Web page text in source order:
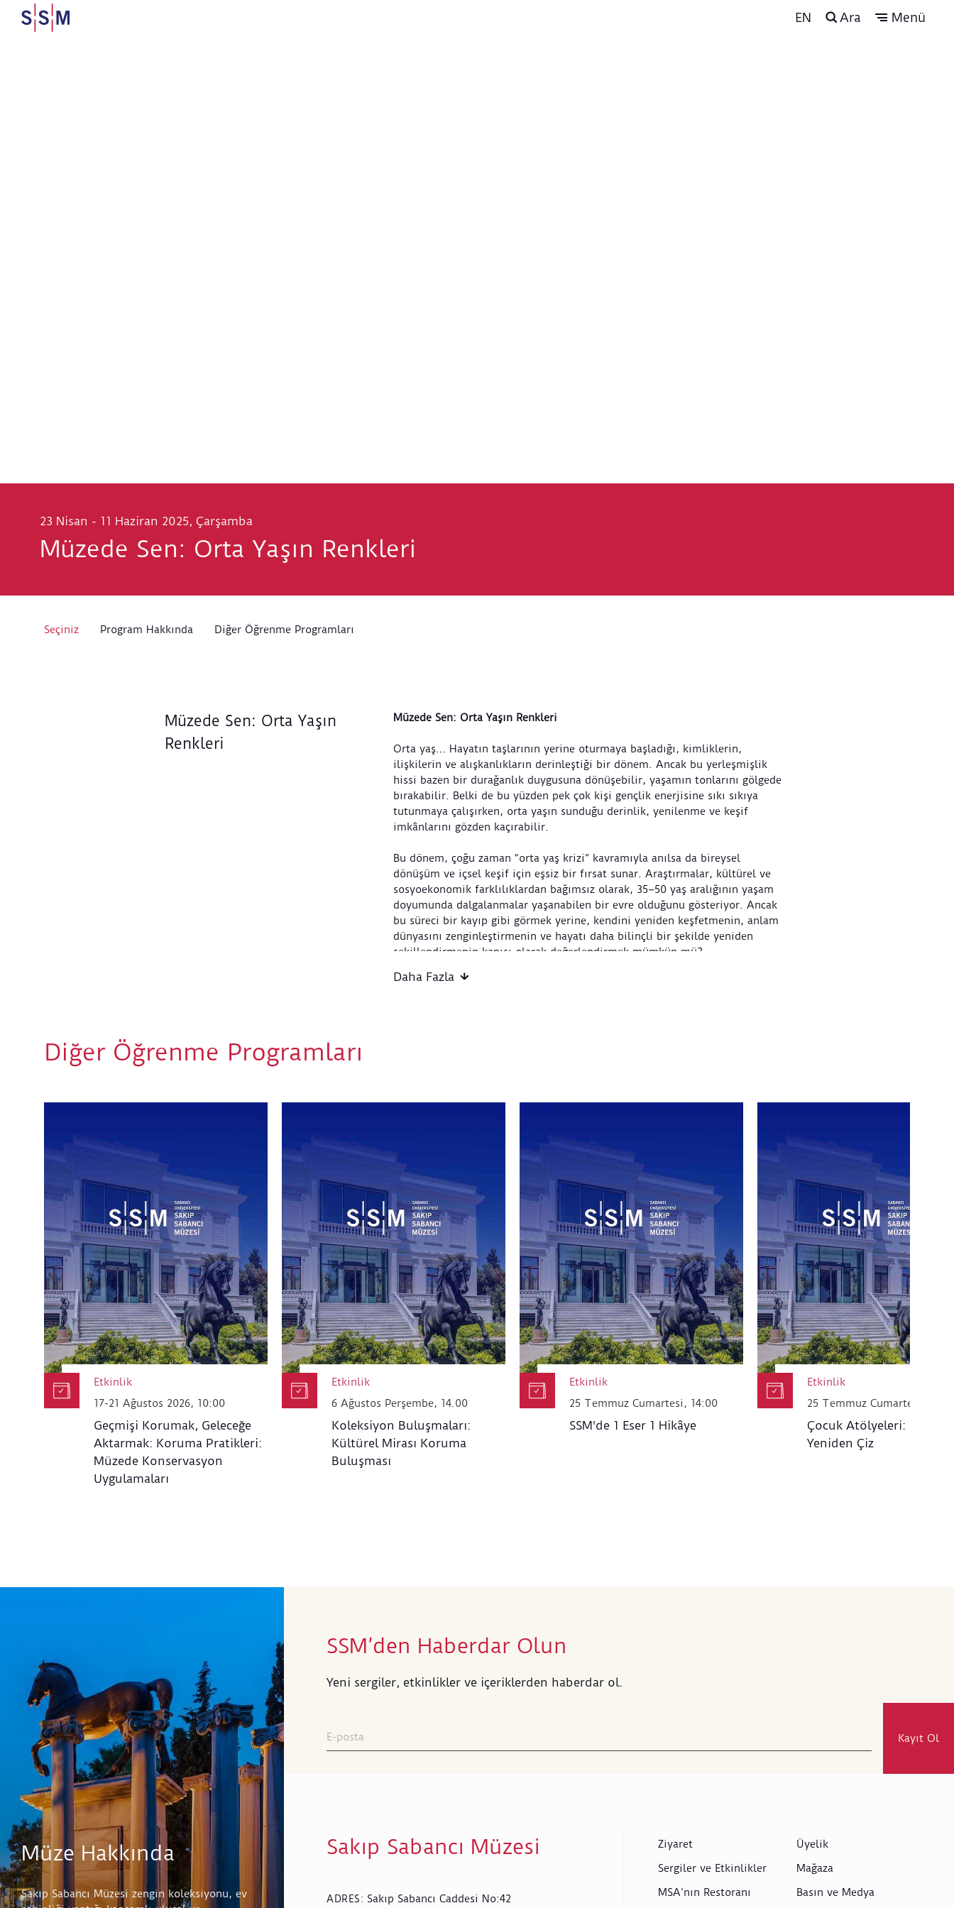
EN Ara Menü
23 Nisan - 11 Haziran 2025, Çarşamba
Müzede Sen: Orta Yaşın Renkleri
Seçiniz Program Hakkında Diğer Öğrenme Programları
Müzede Sen: Orta Yaşın
Renkleri
Müzede Sen: Orta Yaşın Renkleri
Orta yaş… Hayatın taşlarının yerine oturmaya başladığı, kimliklerin,
ilişkilerin ve alışkanlıkların derinleştiği bir dönem. Ancak bu yerleşmişlik
hissi bazen bir durağanlık duygusuna dönüşebilir, yaşamın tonlarını gölgede
bırakabilir. Belki de bu yüzden pek çok kişi gençlik enerjisine sıkı sıkıya
tutunmaya çalışırken, orta yaşın sunduğu derinlik, yenilenme ve keşif
imkânlarını gözden kaçırabilir.
Bu dönem, çoğu zaman “orta yaş krizi” kavramıyla anılsa da bireysel
dönüşüm ve içsel keşif için eşsiz bir fırsat sunar. Araştırmalar, kültürel ve
sosyoekonomik farklılıklardan bağımsız olarak, 35–50 yaş aralığının yaşam
doyumunda dalgalanmalar yaşanabilen bir evre olduğunu gösteriyor. Ancak
bu süreci bir kayıp gibi görmek yerine, kendini yeniden keşfetmenin, anlam
dünyasını zenginleştirmenin ve hayatı daha bilinçli bir şekilde yeniden
şekillendirmenin kapısı olarak değerlendirmek mümkün mü?
Müzede Sen: Orta Yaşın Renkleri
çıkacak, sanat terapisi yönlendirmeleriyle yaratıcı süreçlere dahil olarak
geçmişten bugüne taşıdıkları seçimleri yeniden değerlendirme fırsatı
bulacaklar.
Dışavurumcu Sanat Terapisti Bihter Yasemin Adalırehberliğinde
gerçekleşecek bu atölyede katılımcılar, sanatın dönüştürücü gücüyle orta
yaşın renklerini birlikte keşfedecek, anlam katmanlarını derinleştirecek ve
kendilerine yeni bir bakış açısıyla yaklaşacaklar.
23 Nisan – 11 Haziran 2025tarihleri arasında, her çarşambaSakıp Sabancı
Müzesi’ndegerçekleşecek bu program, katılımcıları sanatı bir yol arkadaşı
olarak görmeye, yaratıcı potansiyellerini keşfetmeye ve içsel dönüşüm
süreçlerini sanatla beslemeye davet ediyor.
Atölyeye katılmak için bağlantıda yer alan formatıklayınız.
Katılım kontenjanla sınırlıdır.
Formu iletmenizin ardından, atölyeye ilişkin ödeme detayları tarafınıza
paylaşılacaktır.
Daha Fazla
Diğer Öğrenme Programları
Etkinlik
17-21 Ağustos 2026, 10:00
Geçmişi Korumak, Geleceğe
Aktarmak: Koruma Pratikleri:
Müzede Konservasyon
Uygulamaları
Etkinlik
6 Ağustos Perşembe, 14.00
Koleksiyon Buluşmaları:
Kültürel Mirası Koruma
Buluşması
Etkinlik
25 Temmuz Cumartesi, 14:00
SSM'de 1 Eser 1 Hikâye
Etkinlik
25 Temmuz Cumartesi,
Çocuk Atölyeleri: Haritayı
Yeniden Çiz
Müze Hakkında
Sakıp Sabancı Müzesi zengin koleksiyonu, ev
SSM’den Haberdar Olun
Yeni sergiler, etkinlikler ve içeriklerden haberdar ol.
Kayıt Ol
Sakıp Sabancı Müzesi
ADRES: Sakıp Sabancı Caddesi No:42
Ziyaret
Sergiler ve Etkinlikler
MSA’nın Restoranı
Üyelik
Mağaza
Basın ve Medya